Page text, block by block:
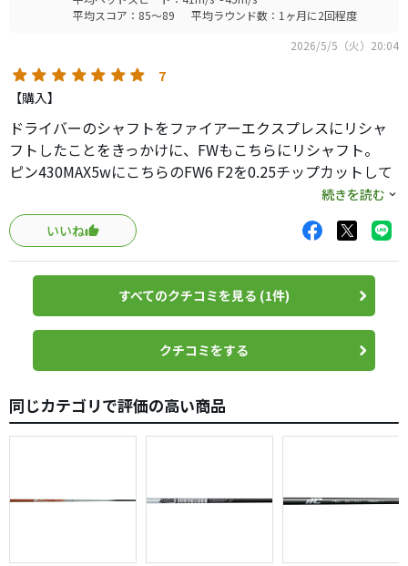
平均スコア：85～89
平均ラウンド数：1ヶ月に2回程度
2026/5/5（火）20:04
7
【購入】
ドライバーのシャフトをファイアーエクスプレスにリシャ
フトしたことをきっかけに、FWもこちらにリシャフト。
ピン430MAX5wにこちらのFW6 F2を0.25チップカットして
元のピンツアーより弾道が高く、弾きが良いので飛距離も
出ています。先端剛性が高く芝の上からでもボールを拾い
やすく打ちやすいです。
6軸カーボンシートが透けるコスメもカッコ良く気に入って
続きを読む
いいね
すべてのクチコミを見る (1件)
クチコミをする
同じカテゴリで評価の高い商品